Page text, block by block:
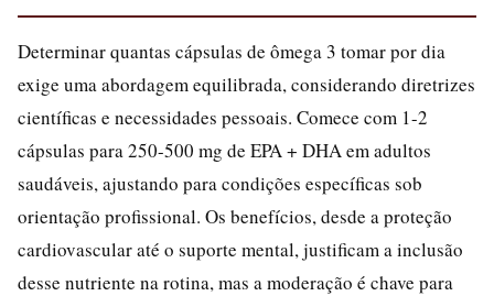
Determinar quantas cápsulas de ômega 3 tomar por dia
exige uma abordagem equilibrada, considerando diretrizes
científicas e necessidades pessoais. Comece com 1-2
cápsulas para 250-500 mg de EPA + DHA em adultos
saudáveis, ajustando para condições específicas sob
orientação profissional. Os benefícios, desde a proteção
cardiovascular até o suporte mental, justificam a inclusão
desse nutriente na rotina, mas a moderação é chave para